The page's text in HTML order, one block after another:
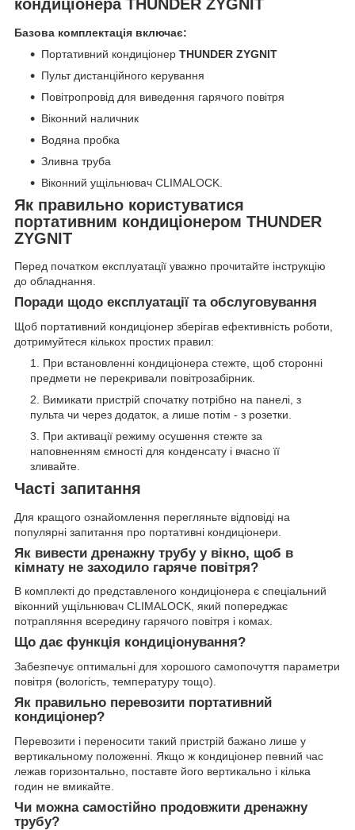
кондиціонера THUNDER ZYGNIT
Базова комплектація включає:
Портативний кондиціонер THUNDER ZYGNIT
Пульт дистанційного керування
Повітропровід для виведення гарячого повітря
Віконний наличник
Водяна пробка
Зливна труба
Віконний ущільнювач CLIMALOCK.
Як правильно користуватися
портативним кондиціонером THUNDER
ZYGNIT
Перед початком експлуатації уважно прочитайте інструкцію
до обладнання.
Поради щодо експлуатації та обслуговування
Щоб портативний кондиціонер зберігав ефективність роботи,
дотримуйтеся кількох простих правил:
При встановленні кондиціонера стежте, щоб сторонні
предмети не перекривали повітрозабірник.
Вимикати пристрій спочатку потрібно на панелі, з
пульта чи через додаток, а лише потім - з розетки.
При активації режиму осушення стежте за
наповненням ємності для конденсату і вчасно її
зливайте.
Часті запитання
Для кращого ознайомлення перегляньте відповіді на
популярні запитання про портативні кондиціонери.
Як вивести дренажну трубу у вікно, щоб в
кімнату не заходило гаряче повітря?
В комплекті до представленого кондиціонера є спеціальний
віконний ущільнювач CLIMALOCK, який попереджає
потрапляння всередину гарячого повітря і комах.
Що дає функція кондиціонування?
Забезпечує оптимальні для хорошого самопочуття параметри
повітря (вологість, температуру тощо).
Як правильно перевозити портативний
кондиціонер?
Перевозити і переносити такий пристрій бажано лише у
вертикальному положенні. Якщо ж кондиціонер певний час
лежав горизонтально, поставте його вертикально і кілька
годин не вмикайте.
Чи можна самостійно продовжити дренажну
трубу?